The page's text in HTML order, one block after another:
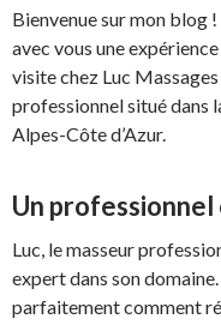
Bienvenue sur mon blog
avec vous une
visite chez Luc
professionnel situé dans
Alpes-Côte d’Azur.
Un
Luc, le masseur
expert dans son
parfaitement comment